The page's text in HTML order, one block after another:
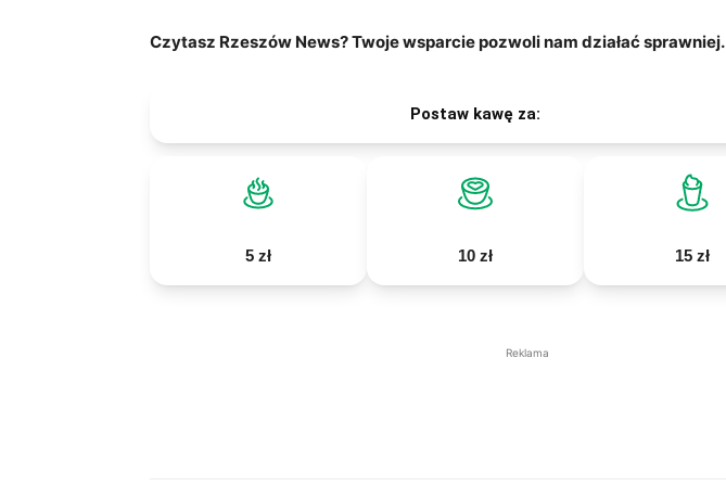
Czytasz Rzeszów News? Twoje wsparcie pozwoli nam działać sprawniej.
Postaw kawę za:
5 zł 10 zł 15 zł
Reklama